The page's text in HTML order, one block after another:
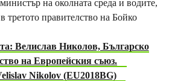
Велислав Николов, Българско
на Европейския съюз.
Nikolov (EU2018BG)